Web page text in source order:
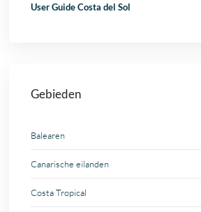
User Guide Costa del Sol
Gebieden
Balearen
Canarische eilanden
Costa Tropical